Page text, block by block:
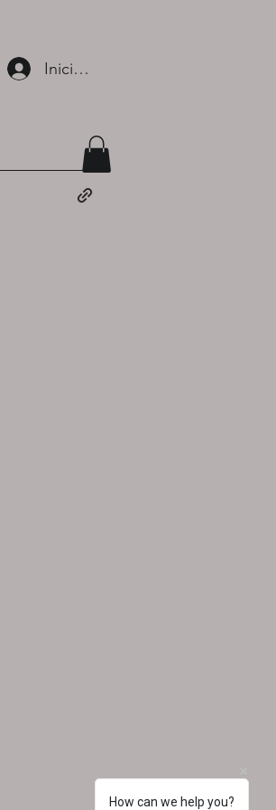
Iniciar sesión
How can we help you?